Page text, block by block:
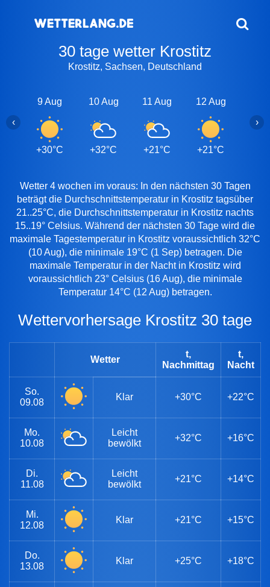
30 tage wetter Krostitz
Krostitz, Sachsen, Deutschland
9 Aug
+30°C
10 Aug
+32°C
11 Aug
+21°C
12 Aug
+21°C
‹ ›
Wetter 4 wochen im voraus: In den nächsten 30 Tagen
beträgt die Durchschnittstemperatur in Krostitz tagsüber
21..25°C, die Durchschnittstemperatur in Krostitz nachts
15..19° Celsius. Während der nächsten 30 Tage wird die
maximale Tagestemperatur in Krostitz voraussichtlich 32°C
(10 Aug), die minimale 19°C (1 Sep) betragen. Die
maximale Temperatur in der Nacht in Krostitz wird
voraussichtlich 23° Celsius (16 Aug), die minimale
Temperatur 14°C (12 Aug) betragen.
Wettervorhersage Krostitz 30 tage
Wetter
t,
Nachmittag
t,
Nacht
So.
09.08
Klar +30°C +22°C
Mo.
10.08
Leicht
bewölkt
+32°C +16°C
Di.
11.08
Leicht
bewölkt
+21°C +14°C
Mi.
12.08
Klar +21°C +15°C
Do.
13.08
Klar +25°C +18°C